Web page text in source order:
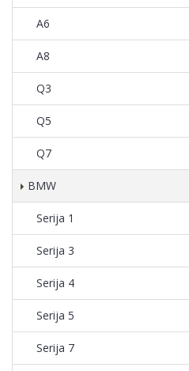
A6
A8
Q3
Q5
Q7
BMW
Serija 1
Serija 3
Serija 4
Serija 5
Serija 7